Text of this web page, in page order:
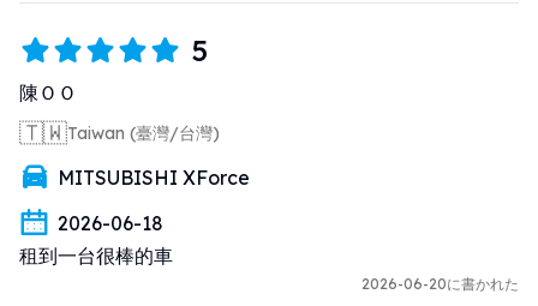
5
陳ＯＯ
🇹🇼Taiwan (臺灣/台灣)
MITSUBISHI XForce
2026-06-18
租到一台很棒的車
2026-06-20に書かれた